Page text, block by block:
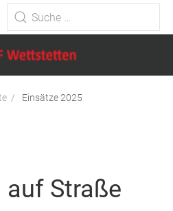
Type 2 or more characters for
results.
Einsätze 2025
auf Straße